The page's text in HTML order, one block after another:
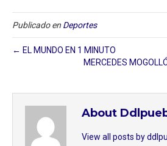
Publicado en Deportes
← EL MUNDO EN 1 MINUTO
MERCEDES
About
View all posts by